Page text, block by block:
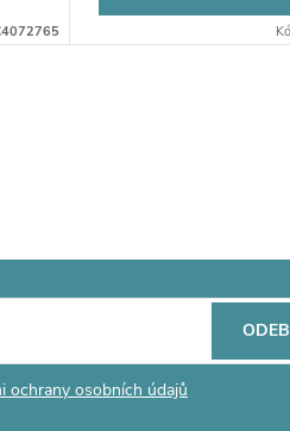
ochrany osobních údajů